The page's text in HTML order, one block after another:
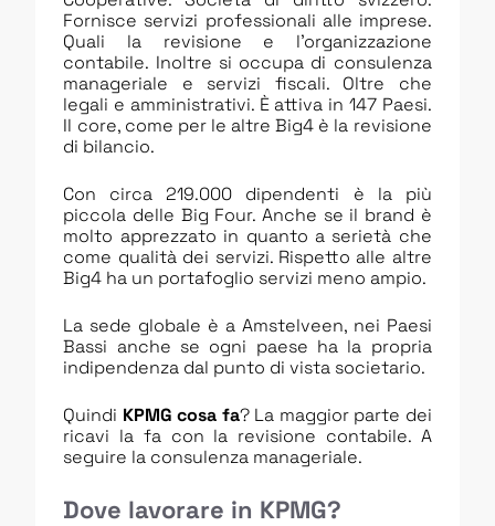
Fornisce servizi professionali alle imprese.
Quali la revisione e l’organizzazione
contabile. Inoltre si occupa di consulenza
manageriale e servizi fiscali. Oltre che
legali e amministrativi. È attiva in 147 Paesi.
Il core, come per le altre Big4 è la revisione
di bilancio.
Con circa 219.000 dipendenti è la più
piccola delle Big Four. Anche se il brand è
molto apprezzato in quanto a serietà che
come qualità dei servizi. Rispetto alle altre
Big4 ha un portafoglio servizi meno ampio.
La sede globale è a Amstelveen, nei Paesi
Bassi anche se ogni paese ha la propria
indipendenza dal punto di vista societario.
Quindi KPMG cosa fa? La maggior parte dei
ricavi la fa con la revisione contabile. A
seguire la consulenza manageriale.
Dove lavorare in KPMG?